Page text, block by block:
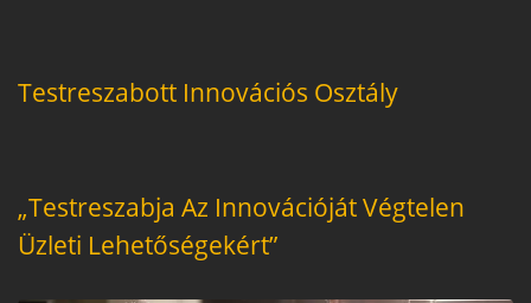
Testreszabott Innovációs Osztály
„Testreszabja Az Innovációját Végtelen
Üzleti Lehetőségekért”